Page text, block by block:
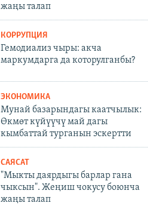
жаңы талап
КОРРУПЦИЯ
Гемодиализ чыры: акча
маркумдарга да которулганбы?
ЭКОНОМИКА
Мунай базарындагы каатчылык:
Өкмөт күйүүчү май дагы
кымбаттай турганын эскертти
САЯСАТ
"Мыкты даярдыгы барлар гана
чыксын". Жеңиш чокусу боюнча
жаңы талап